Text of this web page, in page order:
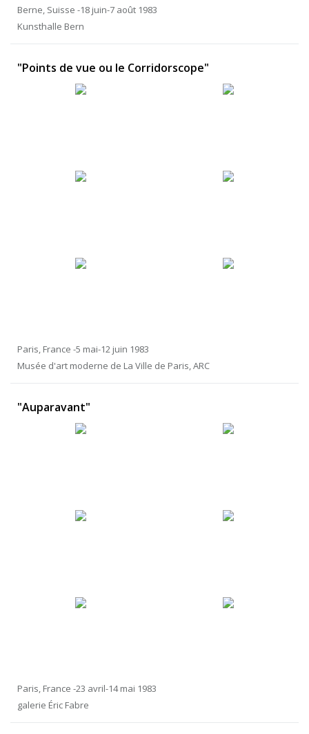
Berne, Suisse -18 juin-7 août 1983
Kunsthalle Bern
"Points de vue ou le Corridorscope"
Paris, France -5 mai-12 juin 1983
Musée d'art moderne de La Ville de Paris, ARC
"Auparavant"
Paris, France -23 avril-14 mai 1983
galerie Éric Fabre